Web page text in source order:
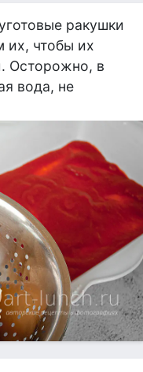
ракушки
их, чтобы их
Осторожно, в
вода, не